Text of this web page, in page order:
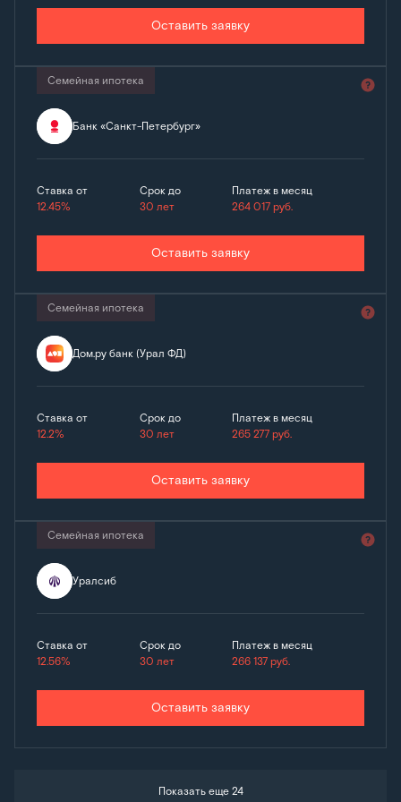
Оставить заявку
Семейная ипотека
Банк «Санкт-Петербург»
Ставка от
12.45%
Срок до
30 лет
Платеж в месяц
264 017руб.
Оставить заявку
Семейная ипотека
Дом.ру банк (Урал ФД)
Ставка от
12.2%
Срок до
30 лет
Платеж в месяц
265 277руб.
Оставить заявку
Семейная ипотека
Уралсиб
Ставка от
12.56%
Срок до
30 лет
Платеж в месяц
266 137руб.
Оставить заявку
Показать еще 24